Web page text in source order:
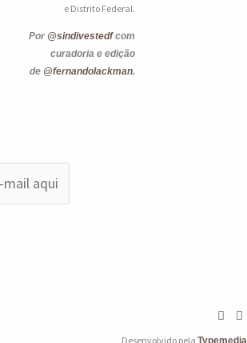
e Distrito Federal.
Por @sindivestedfcom
curadoria e edição
de @fernandolackman.
Desenvolvido pela Typemedia